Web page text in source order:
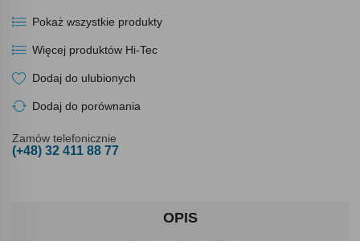
Pokaż wszystkie produkty
Więcej produktów Hi-Tec
Dodaj do ulubionych
Dodaj do porównania
Zamów telefonicznie
(+48) 32 411 88 77
OPIS